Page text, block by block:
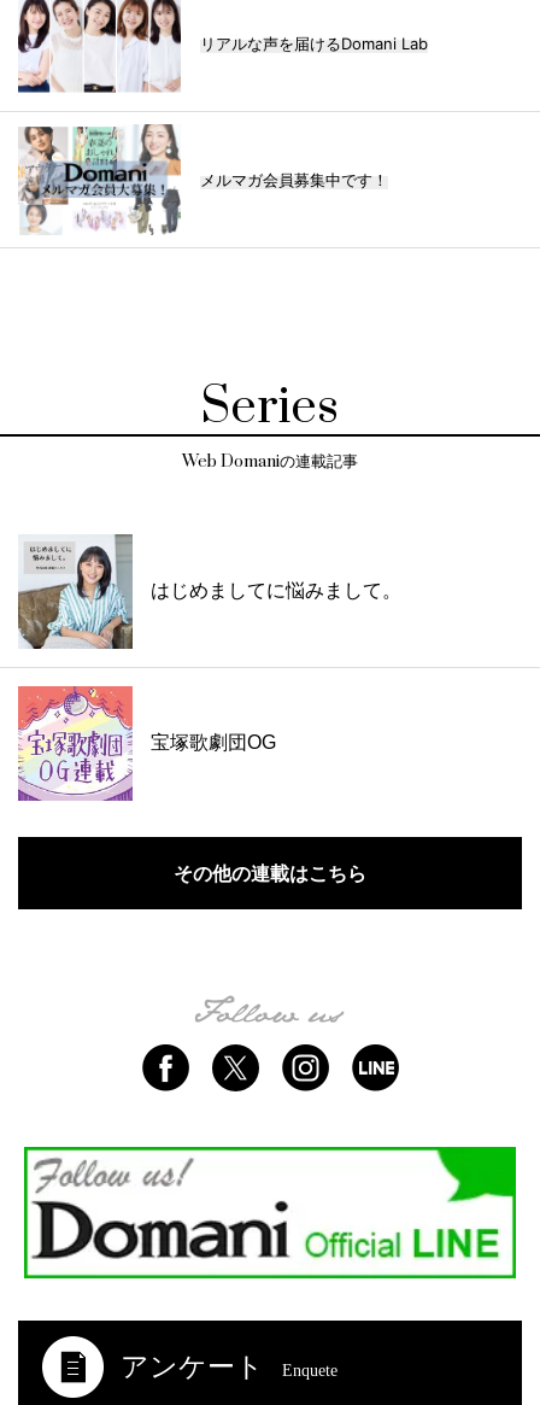
リアルな声を届けるDomani Lab
メルマガ会員募集中です！
Series
Web Domaniの連載記事
はじめましてに悩みまして。
宝塚歌劇団OG
その他の連載はこちら
アンケート Enquete